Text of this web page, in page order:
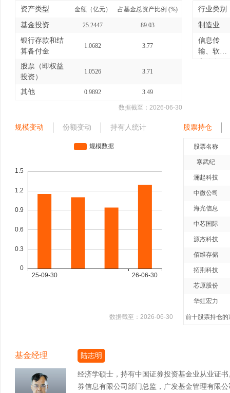
资产类型 金额（亿元） 占基金总资产比例 (%)
基金投资 25.2447 89.03
银行存款和结
算备付金
1.0682 3.77
股票（即权益
投资）
1.0526 3.71
其他 0.9892 3.49
数据截至： 2026-06-30
行业类别
制造业
信息传
输、软件
规模变动 份额变动 持有人统计
数据截至： 2026-06-30
股票持仓
股票名称
寒武纪
澜起科技
中微公司
海光信息
中芯国际
源杰科技
佰维存储
拓荆科技
芯原股份
华虹宏力
前十股票持仓的
基金经理 陆志明
经济学硕士，持有中国证券投资基金业从业证
券信息有限公司部门总监，广发基金管理有限